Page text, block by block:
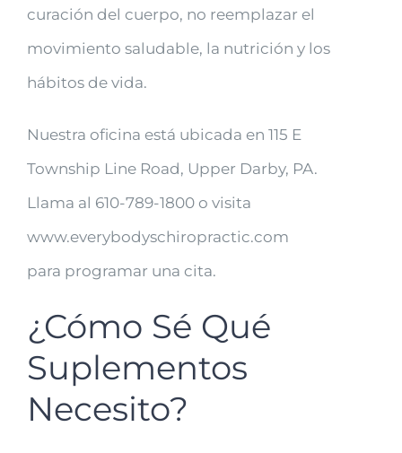
curación del cuerpo, no reemplazar el
movimiento saludable, la nutrición y los
hábitos de vida.
Nuestra oficina está ubicada en 115 E
Township Line Road, Upper Darby, PA.
Llama al 610-789-1800 o visita
www.everybodyschiropractic.com
para programar una cita.
¿Cómo Sé Qué
Suplementos
Necesito?